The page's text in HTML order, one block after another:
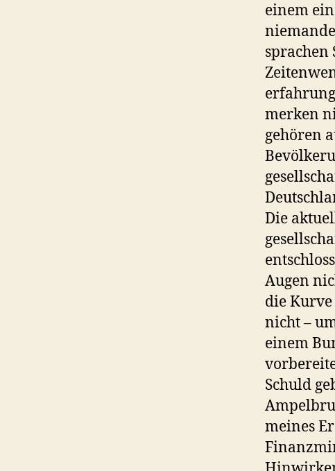
einem
sprachen
merken
gehören
Die
Augen
die
nicht –
einem
Schuld
meines